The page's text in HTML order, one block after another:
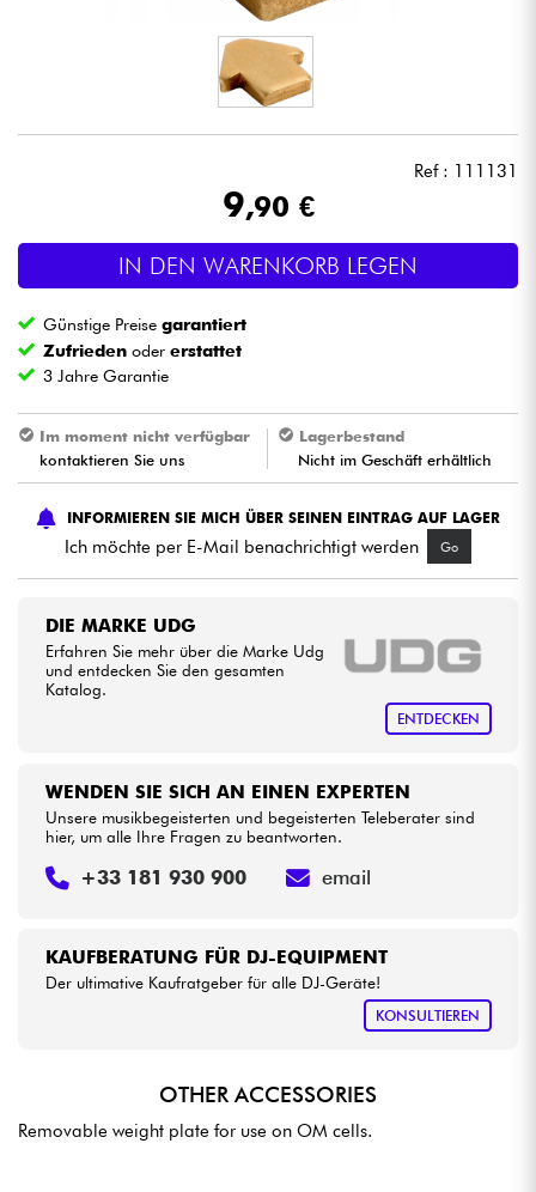
Licht
Blasinstrumente
Violinen & Quartett
Kabel & Zubehöre
HiFi
Bundle
Sehen Sie sich unsere Marken an
Ref : 111131
9,90 €
IN DEN WARENKORB LEGEN
Günstige Preisegarantiert
Zufrieden odererstattet
3 Jahre Garantie
Im moment nicht verfügbar
kontaktieren Sie uns
Lagerbestand
Nicht im Geschäft erhältlich
INFORMIEREN SIE MICH ÜBER SEINEN EINTRAG AUF LAGER
Ich möchte per E-Mail benachrichtigt werden Go
DIE MARKE UDG
Erfahren Sie mehr über die Marke Udg
und entdecken Sie den gesamten
Katalog.
ENTDECKEN
KAUFBERATUNG FÜR DJ-EQUIPMENT
Der ultimative Kaufratgeber für alle DJ-Geräte!
KONSULTIEREN
WENDEN SIE SICH AN EINEN EXPERTEN
Unsere musikbegeisterten und begeisterten Teleberater sind
hier, um alle Ihre Fragen zu beantworten.
+33 181 930 900 email
OTHER ACCESSORIES
Removable weight plate for use on OM cells.